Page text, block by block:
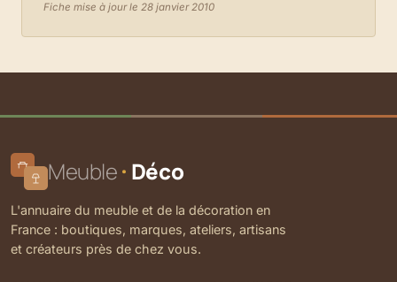
Fiche mise à jour le 28 janvier 2010
Meuble Déco
L'annuaire du meuble et de la décoration en
France : boutiques, marques, ateliers, artisans
et créateurs près de chez vous.